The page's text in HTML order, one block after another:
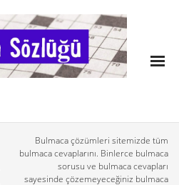
Bulmaca çözümleri sitemizde tüm
bulmaca cevaplarını. Binlerce bulmaca
sorusu ve bulmaca cevapları
sayesinde çözemeyeceğiniz bulmaca